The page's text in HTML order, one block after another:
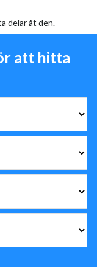
delar åt den.
att hitta